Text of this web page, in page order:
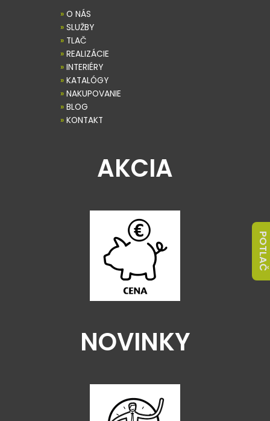
» O NÁS
» SLUŽBY
» TLAČ
» REALIZÁCIE
» INTERIÉRY
» KATALÓGY
» NAKUPOVANIE
» BLOG
» KONTAKT
AKCIA
NOVINKY
POTLAČ